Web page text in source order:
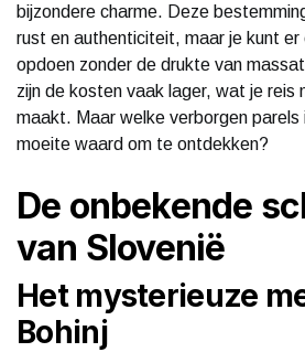
bijzondere charme. Deze
rust en authenticiteit, maar je kunt er
opdoen zonder de drukte van
zijn de kosten vaak lager, wat je reis
maakt. Maar welke verborgen parels
moeite waard om te ontdekken?
De onbekende
van Slovenië
Het mysterieuze
Bohinj